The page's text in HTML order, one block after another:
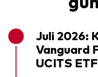
Juli 2026:
Vanguard
UCITS ETF